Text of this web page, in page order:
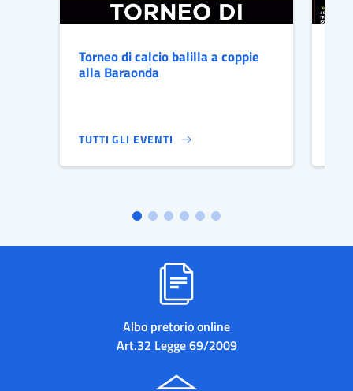
Torneo di calcio balilla a coppie
alla Baraonda
TUTTI GLI EVENTI
TORNEO DI CALCIO BALILLA A COPPIE ALLA
Albo pretorio online
Art.32 Legge 69/2009